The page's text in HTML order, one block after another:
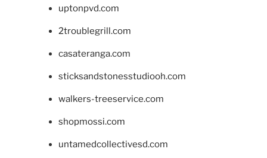
uptonpvd.com
2troublegrill.com
casateranga.com
sticksandstonesstudiooh.com
walkers-treeservice.com
shopmossi.com
untamedcollectivesd.com